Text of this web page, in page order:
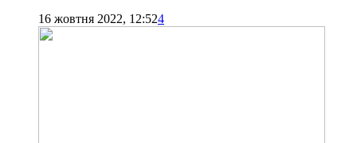
16 жовтня 2022, 12:524